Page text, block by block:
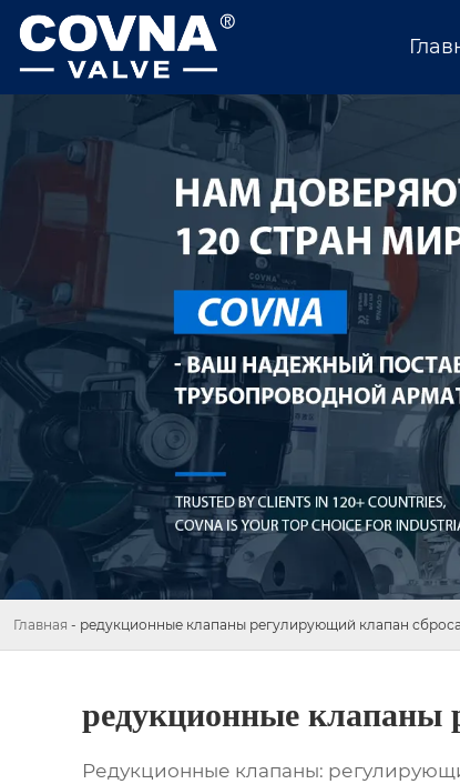
Главная - редукционные клапаны регулирующий клапан сброса
редукционные клапаны
Редукционные клапаны: